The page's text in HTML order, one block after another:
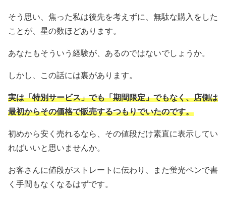
そう思い、焦った私は後先を考えずに、無駄な購入をした
ことが、星の数ほどあります。
あなたもそういう経験が、あるのではないでしょうか。
しかし、この話には裏があります。
実は「特別サービス」でも「期間限定」でもなく、店側は
最初からその価格で販売するつもりでいたのです。
初めから安く売れるなら、その値段だけ素直に表示してい
ればいいと思いませんか。
お客さんに値段がストレートに伝わり、また蛍光ペンで書
く手間もなくなるはずです。